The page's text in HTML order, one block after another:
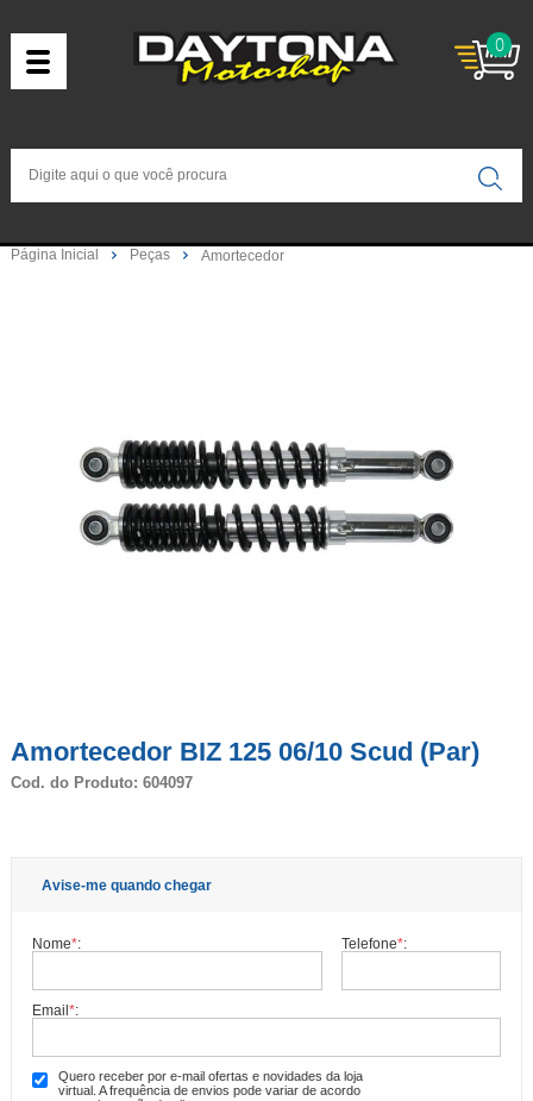
0
Página Inicial Peças Amortecedor
Amortecedor BIZ 125 06/10 Scud (Par)
Cod. do Produto: 604097
Avise-me quando chegar
Nome*: Telefone*:
Email*:
Quero receber por e-mail ofertas e novidades da loja
virtual. A frequência de envios pode variar de acordo